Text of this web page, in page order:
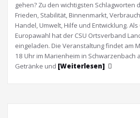
gehen? Zu den wichtigsten Schlagworten
Frieden, Stabilität, Binnenmarkt,
Handel, Umwelt, Hilfe und Entwicklung.
Europawahl hat der CSU Ortsverband
eingeladen. Die Veranstaltung findet am
18 Uhr im Marienheim in Schwarzenbach
Getränke und [Weiterlesen]